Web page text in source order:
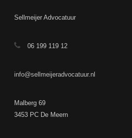
Sellmeijer Advocatuur
06 199 119 12
info@sellmeijeradvocatuur.nl
Malberg 69
3453 PC De Meern